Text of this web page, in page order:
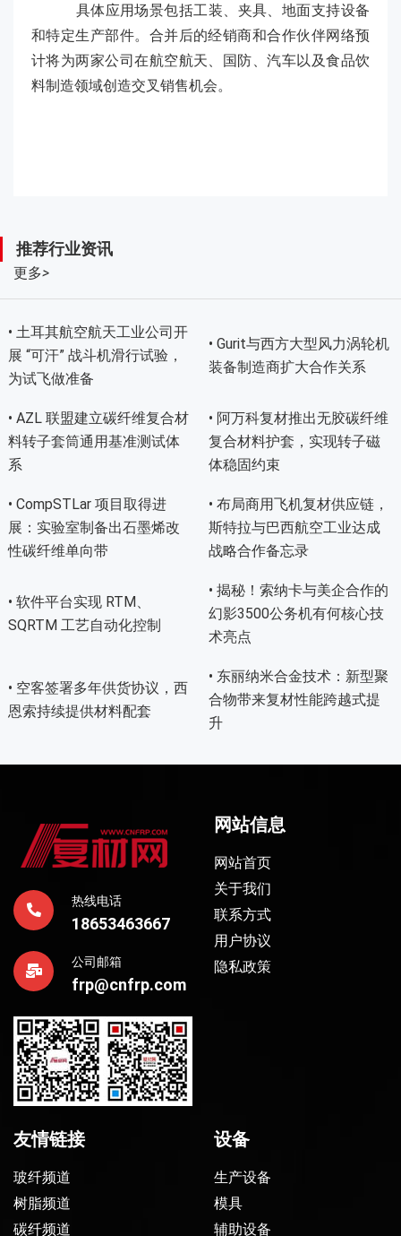
具体应用场景包括工装、夹具、地面支持设备
和特定生产部件。合并后的经销商和合作伙伴网络预
计将为两家公司在航空航天、国防、汽车以及食品饮
料制造领域创造交叉销售机会。
推荐行业资讯
更多>
• 土耳其航空航天工业公司开
展 “可汗” 战斗机滑行试验，
为试飞做准备
• Gurit与西方大型风力涡轮机
装备制造商扩大合作关系
• AZL 联盟建立碳纤维复合材
料转子套筒通用基准测试体
系
• 阿万科复材推出无胶碳纤维
复合材料护套，实现转子磁
体稳固约束
• CompSTLar 项目取得进
展：实验室制备出石墨烯改
性碳纤维单向带
• 布局商用飞机复材供应链，
斯特拉与巴西航空工业达成
战略合作备忘录
• 软件平台实现 RTM、
SQRTM 工艺自动化控制
• 揭秘！索纳卡与美企合作的
幻影3500公务机有何核心技
术亮点
• 空客签署多年供货协议，西
恩索持续提供材料配套
• 东丽纳米合金技术：新型聚
合物带来复材性能跨越式提
升
热线电话
18653463667
公司邮箱
frp@cnfrp.com
网站信息
网站首页
关于我们
联系方式
用户协议
隐私政策
友情链接
玻纤频道
树脂频道
碳纤频道
设备
生产设备
模具
辅助设备